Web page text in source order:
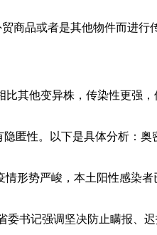
商品或者是其他物件而进行
其他变异株，传染性更强，
匿性。以下是具体分析：
形势严峻，本土阳性感染
委书记强调坚决防止瞒报、